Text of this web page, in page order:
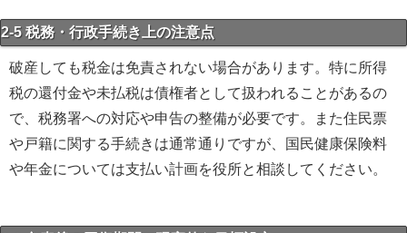
2-5 税務・行政手続き上の注意点
破産しても税金は免責されない場合があります。特に所得
税の還付金や未払税は債権者として扱われることがあるの
で、税務署への対応や申告の整備が必要です。また住民票
や戸籍に関する手続きは通常通りですが、国民健康保険料
や年金については支払い計画を役所と相談してください。